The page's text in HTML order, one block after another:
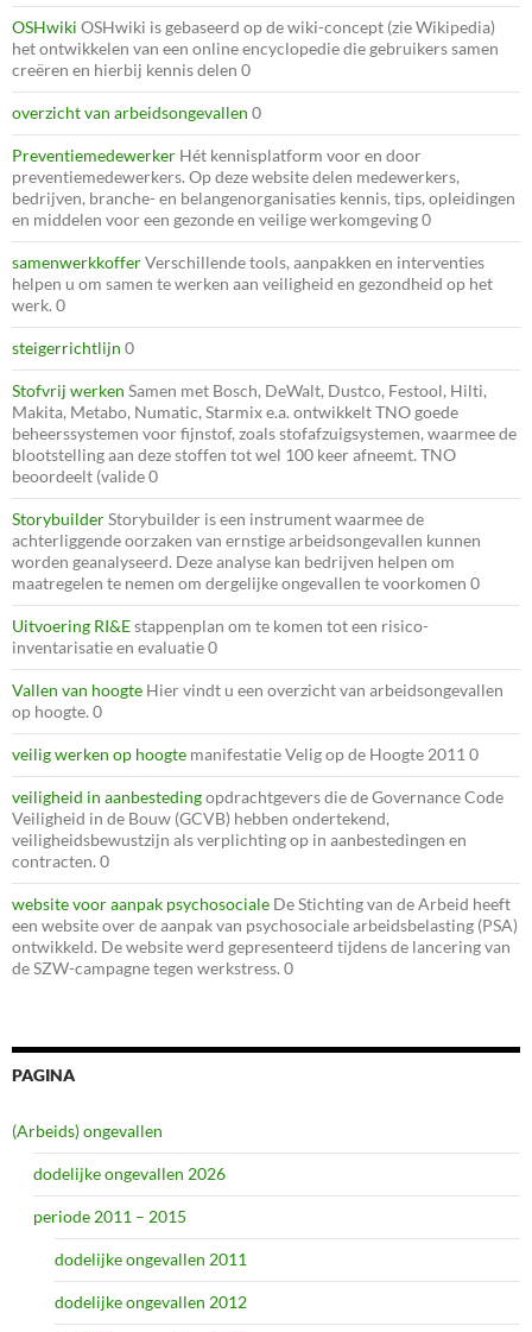
OSHwiki OSHwiki is gebaseerd op de wiki-concept (zie Wikipedia)
het ontwikkelen van een online encyclopedie die gebruikers samen
creëren en hierbij kennis delen 0
overzicht van arbeidsongevallen 0
Preventiemedewerker Hét kennisplatform voor en door
preventiemedewerkers. Op deze website delen medewerkers,
bedrijven, branche- en belangenorganisaties kennis, tips, opleidingen
en middelen voor een gezonde en veilige werkomgeving 0
samenwerkkofferVerschillende tools, aanpakken en interventies
helpen u om samen te werken aan veiligheid en gezondheid op het
werk. 0
steigerrichtlijn 0
Stofvrij werken Samen met Bosch, DeWalt, Dustco, Festool, Hilti,
Makita, Metabo, Numatic, Starmix e.a. ontwikkelt TNO goede
beheerssystemen voor fijnstof, zoals stofafzuigsystemen, waarmee de
blootstelling aan deze stoffen tot wel 100 keer afneemt. TNO
beoordeelt (valide 0
StorybuilderStorybuilder is een instrument waarmee de
achterliggende oorzaken van ernstige arbeidsongevallen kunnen
worden geanalyseerd. Deze analyse kan bedrijven helpen om
maatregelen te nemen om dergelijke ongevallen te voorkomen 0
Uitvoering RI&Estappenplan om te komen tot een risico-
inventarisatie en evaluatie 0
Vallen van hoogte Hier vindt u een overzicht van arbeidsongevallen
op hoogte. 0
veilig werken op hoogte manifestatie Velig op de Hoogte 2011 0
veiligheid in aanbestedingopdrachtgevers die de Governance Code
Veiligheid in de Bouw (GCVB) hebben ondertekend,
veiligheidsbewustzijn als verplichting op in aanbestedingen en
contracten. 0
website voor aanpak psychosociale De Stichting van de Arbeid heeft
een website over de aanpak van psychosociale arbeidsbelasting (PSA)
ontwikkeld. De website werd gepresenteerd tijdens de lancering van
de SZW-campagne tegen werkstress. 0
PAGINA
(Arbeids) ongevallen
dodelijke ongevallen 2026
periode 2011 – 2015
dodelijke ongevallen 2011
dodelijke ongevallen 2012